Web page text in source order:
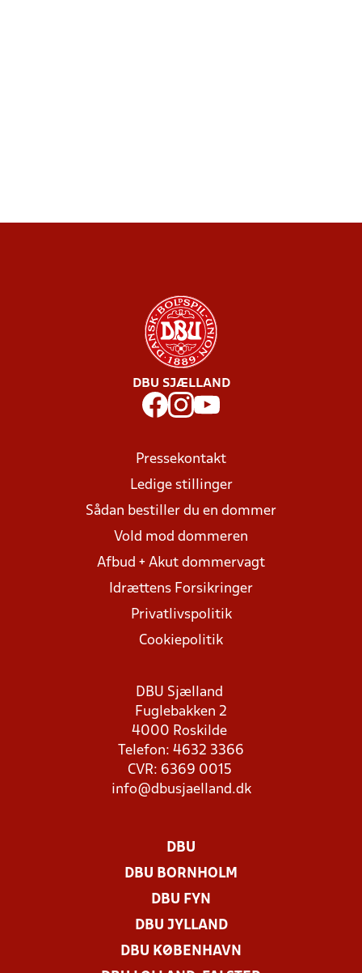
DBU SJÆLLAND
Pressekontakt
Ledige stillinger
Sådan bestiller du en dommer
Vold mod dommeren
Afbud + Akut dommervagt
Idrættens Forsikringer
Privatlivspolitik
Cookiepolitik
DBU Sjælland
Fuglebakken 2
4000 Roskilde
Telefon: 4632 3366
CVR: 6369 0015
info@dbusjaelland.dk
DBU
DBU BORNHOLM
DBU FYN
DBU JYLLAND
DBU KØBENHAVN